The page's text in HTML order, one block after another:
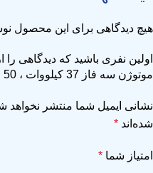
هیچ دیدگاهی برای این محصول
اولین نفری باشید که دیدگاهی را
موتوژن سه فاز 37 کیلووات ، 50 اسب ، 1000 دور، پوسته چدن”
نشانی ایمیل شما منتشر نخواهد
شده‌اند *
امتیاز شما *